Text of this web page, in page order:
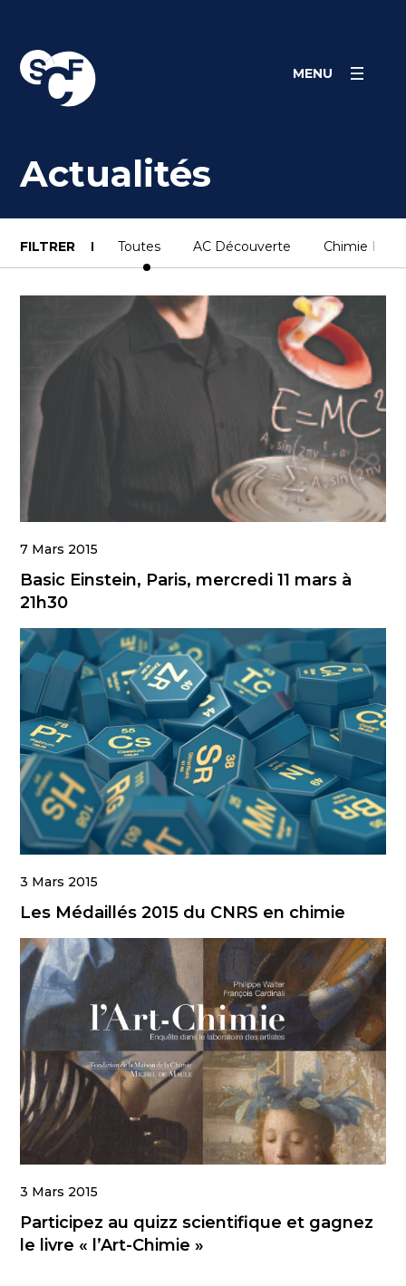
content
MENU
Actualités
FILTRER Toutes AC Découverte Chimie
7 Mars 2015
Basic Einstein, Paris, mercredi 11 mars à
21h30
3 Mars 2015
Les Médaillés 2015 du CNRS en chimie
3 Mars 2015
Participez au quizz scientifique et gagnez
le livre « l’Art-Chimie »